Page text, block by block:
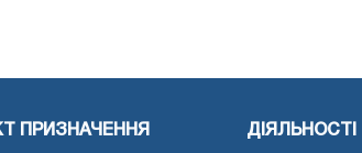
ПРИЗНАЧЕННЯ ДІЯЛЬНОСТІ